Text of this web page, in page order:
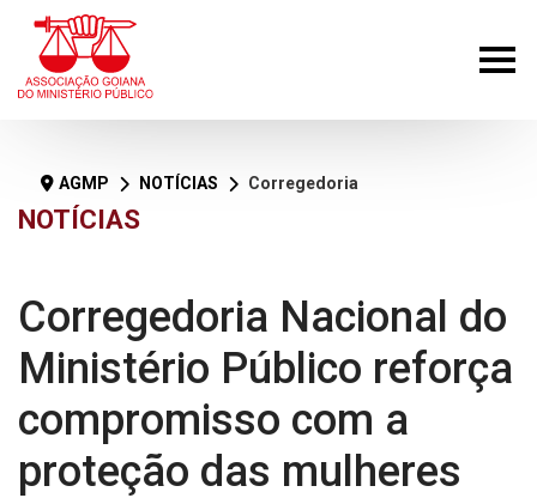
NOTÍCIAS
AGMP NOTÍCIAS Corregedoria Nacional do Ministério Público reforça compromisso com a proteção das mulheres
Corregedoria Nacional do
Ministério Público reforça
compromisso com a
proteção das mulheres